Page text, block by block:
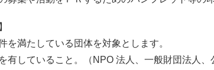
を満たしている団体を対象とします。
有していること。（NPO 法人、一般財団法人、